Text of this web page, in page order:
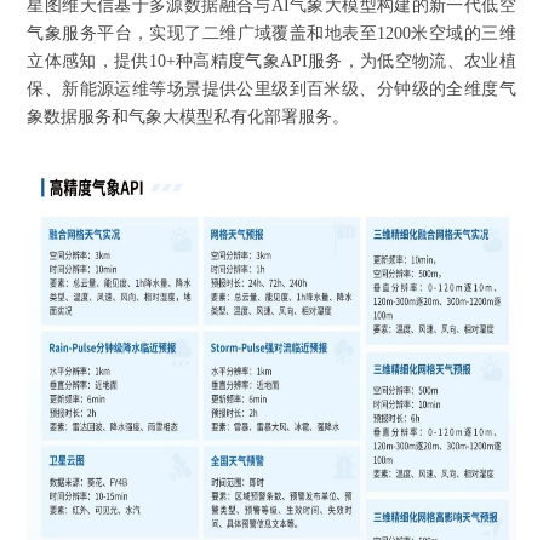
星图维天信基于多源数据融合与AI气象大模型构建的新一代低空
气象服务平台，实现了二维广域覆盖和地表至1200米空域的三维
立体感知，提供10+种高精度气象API服务，为低空物流、农业植
保、新能源运维等场景提供公里级到百米级、分钟级的全维度气
象数据服务和气象大模型私有化部署服务。